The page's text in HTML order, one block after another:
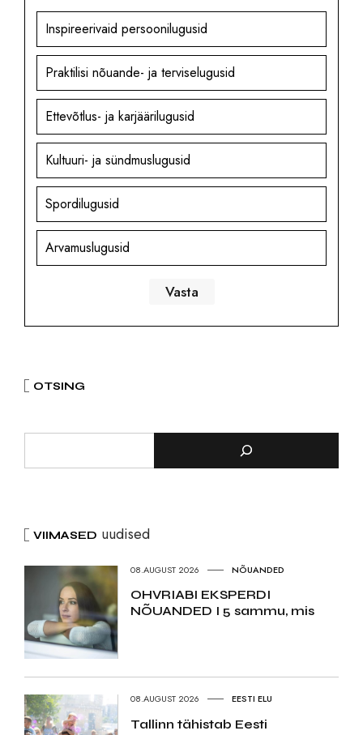
Inspireerivaid persoonilugusid
Praktilisi nõuande- ja terviselugusid
Ettevõtlus- ja karjäärilugusid
Kultuuri- ja sündmuslugusid
Spordilugusid
Arvamuslugusid
OTSING
VIIMASED uudised
08.AUGUST 2026 NÕUANDED
OHVRIABI EKSPERDI
NÕUANDED I 5 sammu, mis
08.AUGUST 2026 EESTI ELU
Tallinn tähistab Eesti